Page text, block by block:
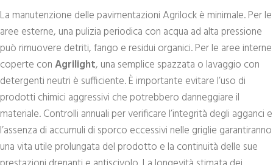
La manutenzione delle pavimentazioni Agrilock è minimale. Per le
aree esterne, una pulizia periodica con acqua ad alta pressione
può rimuovere detriti, fango e residui organici. Per le aree interne
coperte conAgrilight, una semplice spazzata o lavaggio con
detergenti neutri è sufficiente. È importante evitare l’uso di
prodotti chimici aggressivi che potrebbero danneggiare il
materiale. Controlli annuali per verificare l’integrità degli agganci e
l’assenza di accumuli di sporco eccessivi nelle griglie garantiranno
una vita utile prolungata del prodotto e la continuità delle sue